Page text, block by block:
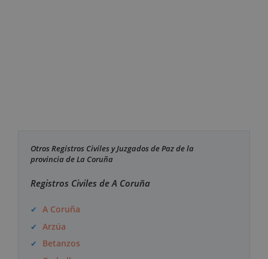
Otros Registros Civiles y Juzgados de Paz de la
provincia de La Coruña
Registros Civiles de A Coruña
A Coruña
Arzúa
Betanzos